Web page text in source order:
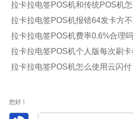
拉卡拉电签POS机和传统POS机
拉卡拉电签POS机报错64发卡方
拉卡拉电签POS机费率0.6%合理
拉卡拉电签POS机个人版每次刷
拉卡拉电签POS机怎么使用云闪付
您好！